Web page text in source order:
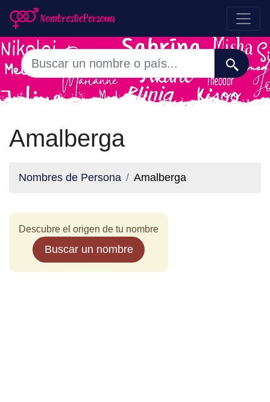
Amalberga
Nombres de Persona Amalberga
Descubre el origen de tu nombre
Buscar un nombre